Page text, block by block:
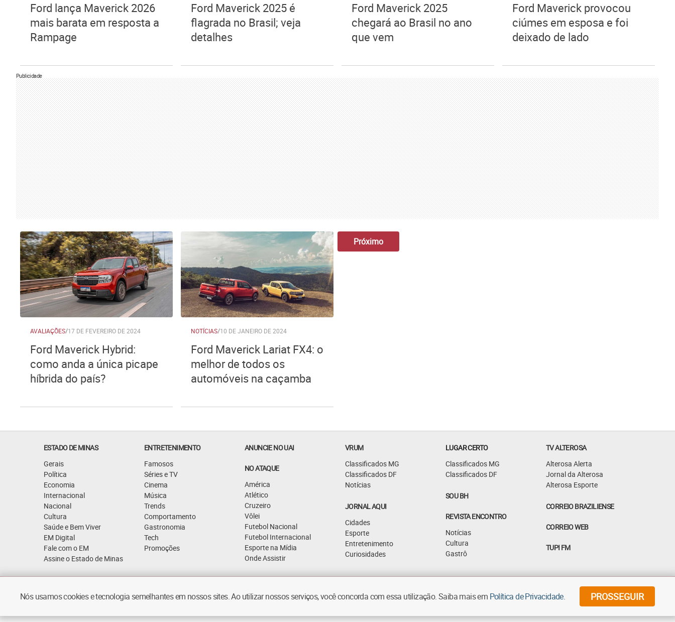
Ford lança Maverick 2026
mais barata em resposta a
Rampage
Ford Maverick 2025 é
flagrada no Brasil; veja
detalhes
Ford Maverick 2025
chegará ao Brasil no ano
que vem
Ford Maverick provocou
ciúmes em esposa e foi
deixado de lado
Publicidade
AVALIAÇÕES/17 DE FEVEREIRO DE 2024
Ford Maverick Hybrid:
como anda a única picape
híbrida do país?
NOTÍCIAS/10 DE JANEIRO DE 2024
Ford Maverick Lariat FX4: o
melhor de todos os
automóveis na caçamba
Próximo
ESTADO DE MINAS
Gerais
Política
Economia
Internacional
Nacional
Cultura
Saúde e Bem Viver
EM Digital
Fale com o EM
Assine o Estado de Minas
ENTRETENIMENTO
Famosos
Séries e TV
Cinema
Música
Trends
Comportamento
Gastronomia
Tech
Promoções
ANUNCIE NO UAI
NO ATAQUE
América
Atlético
Cruzeiro
Vôlei
Futebol Nacional
Futebol Internacional
Esporte na Mídia
Onde Assistir
VRUM
Classificados MG
Classificados DF
Notícias
JORNAL AQUI
Cidades
Esporte
Entretenimento
Curiosidades
LUGAR CERTO
Classificados MG
Classificados DF
SOU BH
REVISTA ENCONTRO
Notícias
Cultura
Gastrô
TV ALTEROSA
Alterosa Alerta
Jornal da Alterosa
Alterosa Esporte
CORREIO BRAZILIENSE
CORREIO WEB
TUPI FM
Quem Somos Política de Privacidade © 2026Diários Associados - Todos os direitos reservados
Nós usamos cookies e tecnologia semelhantes em nossos sites. Ao utilizar nossos serviços, você concorda com essa utilização. Saiba mais em Política de Privacidade. PROSSEGUIR